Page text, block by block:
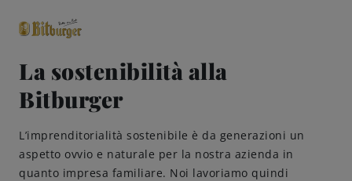
close
Classici premium
Birre
La sostenibilità alla
Bitburger
L’imprenditorialità sostenibile è da generazioni un
aspetto ovvio e naturale per la nostra azienda in
quanto impresa familiare. Noi lavoriamo quindi